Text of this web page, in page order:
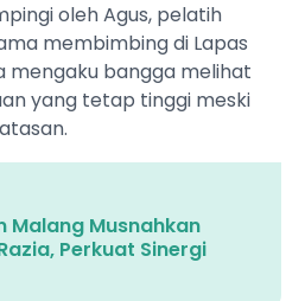
oleh Agus, pelatih
membimbing di Lapas
mengaku bangga melihat
yang tetap tinggi meski
Malang Musnahkan
Perkuat Sinergi